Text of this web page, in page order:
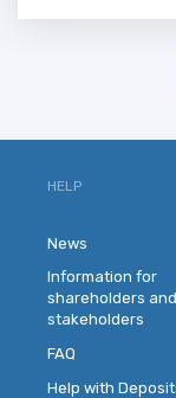
HELP
News
Information for
shareholders and
stakeholders
FAQ
Help with